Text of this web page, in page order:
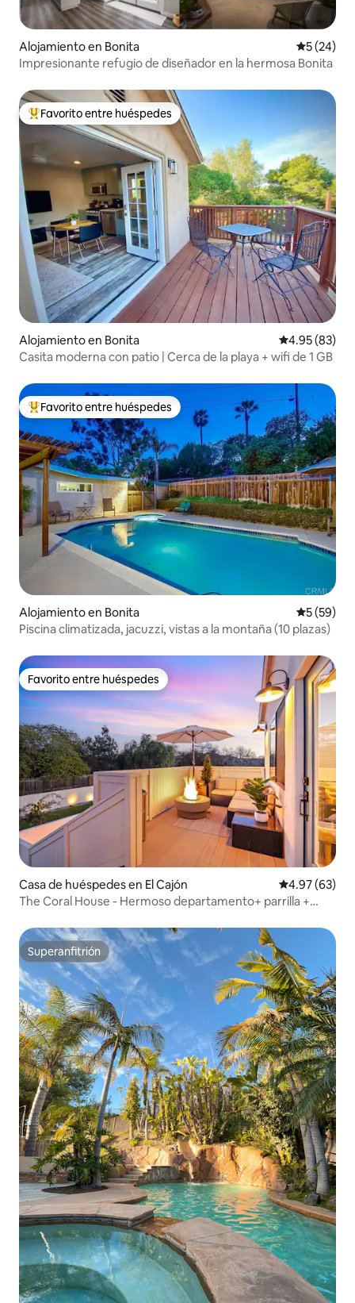
Alojamiento en Bonita
5 (24)
Impresionante refugio de diseñador en la hermosa Bonita
Favorito entre huéspedes preferido
Favorito entre huéspedes
Alojamiento en Bonita Calificación
4.95 (83)
Casita moderna con patio | Cerca de la playa + wifi de 1 GB
Favorito entre huéspedes preferido
Favorito entre huéspedes
Alojamiento en Bonita
5 (59)
Piscina climatizada, jacuzzi, vistas a la montaña (10 plazas)
Favorito entre huéspedes
Favorito entre huéspedes
Casa de huéspedes en El Cajón Calificación
4.97 (63)
The Coral House - Hermoso departamento+ parrilla +
Superanfitrión
Superanfitrión